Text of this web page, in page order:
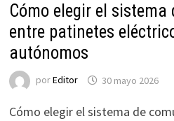
Cómo elegir el
entre patinetes
autónomos
porEditor 30 mayo 2026
Cómo elegir el sistema de